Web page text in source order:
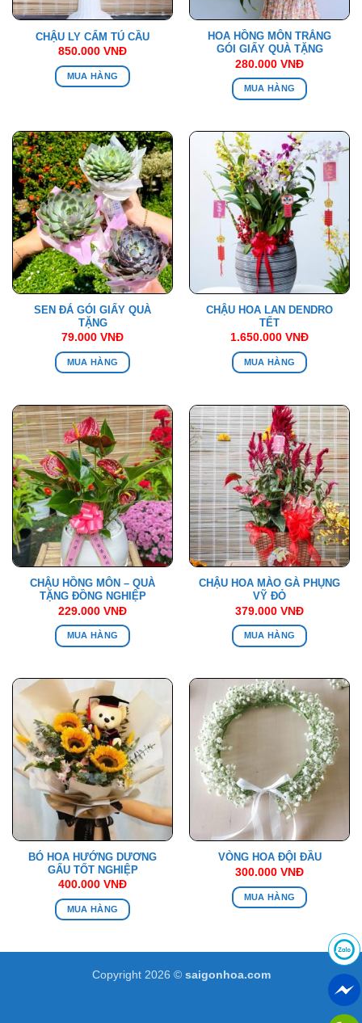
CHẬU LY CẨM TÚ CẦU
850.000 VNĐ
MUA HÀNG
HOA HỒNG MÔN TRẮNG
GÓI GIẤY QUÀ TẶNG
280.000 VNĐ
MUA HÀNG
SEN ĐÁ GÓI GIẤY QUÀ
TẶNG
79.000 VNĐ
MUA HÀNG
CHẬU HOA LAN DENDRO
TẾT
1.650.000 VNĐ
MUA HÀNG
CHẬU HỒNG MÔN – QUÀ
TẶNG ĐỒNG NGHIỆP
229.000 VNĐ
MUA HÀNG
CHẬU HOA MÀO GÀ PHỤNG
VỸ ĐỎ
379.000 VNĐ
MUA HÀNG
BÓ HOA HƯỚNG DƯƠNG
GẤU TỐT NGHIỆP
400.000 VNĐ
MUA HÀNG
VÒNG HOA ĐỘI ĐẦU
300.000 VNĐ
MUA HÀNG
Copyright 2026 © saigonhoa.com